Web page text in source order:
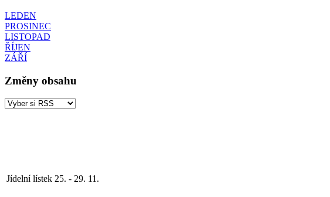
LEDEN
PROSINEC
LISTOPAD
ŘÍJEN
ZÁŘÍ
Změny obsahu
Jídelní lístek 25. - 29. 11.